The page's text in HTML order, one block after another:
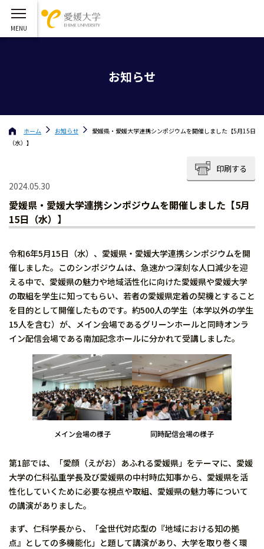
お知らせ
ホーム お知らせ
愛媛県・愛媛大学連携シンポジウムを開催しました【5月15日
（水）】
印刷する
2024.05.30
愛媛県・愛媛大学連携シンポジウムを開催しました【5月
15日（水）】
令和6年5月15日（水）、愛媛県・愛媛大学連携シンポジウムを開
催しました。このシンポジウムは、急速かつ深刻な人口減少を迎
える中で、愛媛県の魅力や地域活性化に向けた愛媛県や愛媛大学
の取組を学生に知ってもらい、若者の愛媛県定着の契機とすること
を目的として開催したものです。約500人の学生（本学以外の学生
15人を含む）が、メイン会場であるグリーンホールと同時オンラ
イン配信会場である南加記念ホールに分かれて受講しました。
メイン会場の様子 同時配信会場の様子
第1部では、「愛顔（えがお）あふれる愛媛県」をテーマに、愛媛
大学の仁科弘重学長及び愛媛県の中村時広知事から、愛媛県を活
性化していくために必要な視点や取組、愛媛県の魅力等について
の講演がありました。
まず、仁科学長から、「全世代対応型の『地域における知の拠
点』としての多機能化」と題して講演があり、大学を取り巻く環